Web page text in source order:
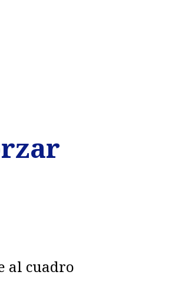
al cuadro